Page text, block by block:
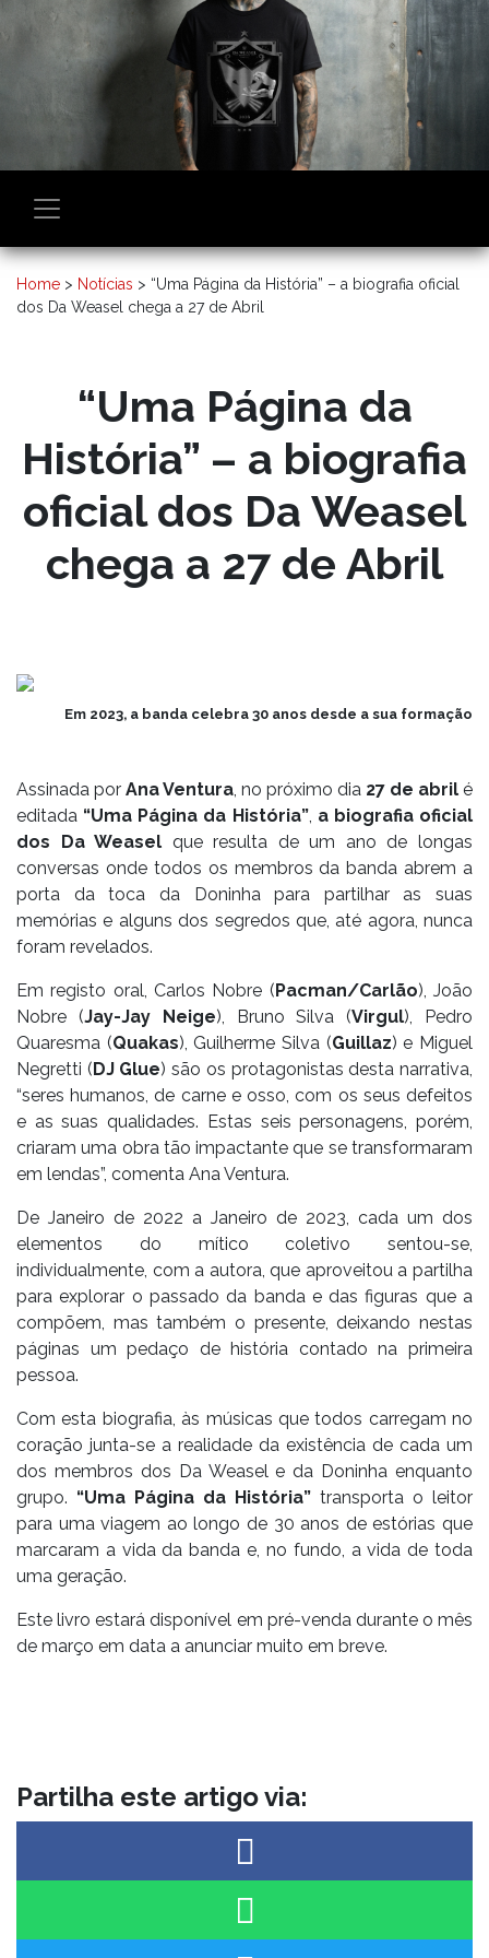
Home > Notícias > “Uma Página da História” – a biografia oficial
dos Da Weasel chega a 27 de Abril
“Uma Página da
História” – a biografia
oficial dos Da Weasel
chega a 27 de Abril
Em 2023, a banda celebra 30 anos desde a sua formação
Assinada por Ana Ventura, no próximo dia 27 de abril é
editada “Uma Página da História”, a biografia oficial
dos Da Weasel que resulta de um ano de longas
conversas onde todos os membros da banda abrem a
porta da toca da Doninha para partilhar as suas
memórias e alguns dos segredos que, até agora, nunca
foram revelados.
Em registo oral, Carlos Nobre (Pacman/Carlão), João
Nobre (Jay-Jay Neige), Bruno Silva (Virgul), Pedro
Quaresma (Quakas), Guilherme Silva (Guillaz) e Miguel
Negretti (DJ Glue) são os protagonistas desta narrativa,
“seres humanos, de carne e osso, com os seus defeitos
e as suas qualidades. Estas seis personagens, porém,
criaram uma obra tão impactante que se transformaram
em lendas”, comenta Ana Ventura.
De Janeiro de 2022 a Janeiro de 2023, cada um dos
elementos do mítico coletivo sentou-se,
individualmente, com a autora, que aproveitou a partilha
para explorar o passado da banda e das figuras que a
compõem, mas também o presente, deixando nestas
páginas um pedaço de história contado na primeira
pessoa.
Com esta biografia, às músicas que todos carregam no
coração junta-se a realidade da existência de cada um
dos membros dos Da Weasel e da Doninha enquanto
grupo. “Uma Página da História” transporta o leitor
para uma viagem ao longo de 30 anos de estórias que
marcaram a vida da banda e, no fundo, a vida de toda
uma geração.
Este livro estará disponível em pré-venda durante o mês
de março em data a anunciar muito em breve.
Partilha este artigo via: